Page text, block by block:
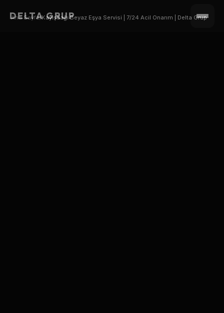
DELTA GRUP
Ana Sayfa/Kayışdağı Beyaz Eşya Servisi | 7/24 Acil Onarım | Delta Grup